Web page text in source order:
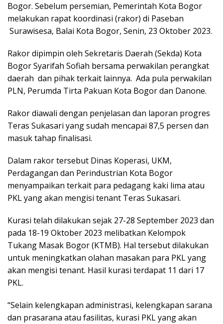
Bogor. Sebelum persemian, Pemerintah Kota Bogor
melakukan rapat koordinasi (rakor) di Paseban
Surawisesa, Balai Kota Bogor, Senin, 23 Oktober 2023.
Rakor dipimpin oleh Sekretaris Daerah (Sekda) Kota
Bogor Syarifah Sofiah bersama perwakilan perangkat
daerah dan pihak terkait lainnya. Ada pula perwakilan
PLN, Perumda Tirta Pakuan Kota Bogor dan Danone.
Rakor diawali dengan penjelasan dan laporan progres
Teras Sukasari yang sudah mencapai 87,5 persen dan
masuk tahap finalisasi.
Dalam rakor tersebut Dinas Koperasi, UKM,
Perdagangan dan Perindustrian Kota Bogor
menyampaikan terkait para pedagang kaki lima atau
PKL yang akan mengisi tenant Teras Sukasari.
Kurasi telah dilakukan sejak 27-28 September 2023 dan
pada 18-19 Oktober 2023 melibatkan Kelompok
Tukang Masak Bogor (KTMB). Hal tersebut dilakukan
untuk meningkatkan olahan masakan para PKL yang
akan mengisi tenant. Hasil kurasi terdapat 11 dari 17
PKL.
“Selain kelengkapan administrasi, kelengkapan sarana
dan prasarana atau fasilitas, kurasi PKL yang akan